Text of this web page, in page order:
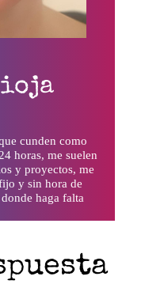
cunden como
horas, me suelen
y proyectos, me
y sin hora de
haga falta